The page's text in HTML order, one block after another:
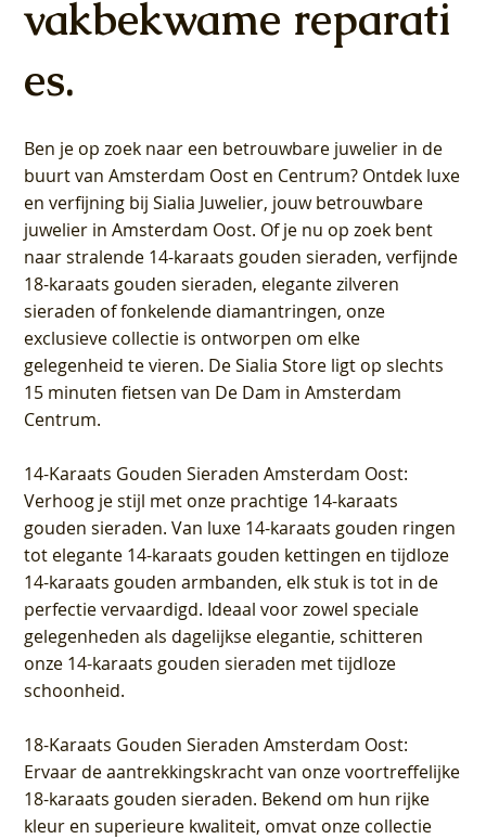
vakbekwame reparati
es.
Ben je op zoek naar een betrouwbare juwelier in de
buurt van Amsterdam Oost en Centrum? Ontdek luxe
en verfijning bij Sialia Juwelier, jouw betrouwbare
juwelier in Amsterdam Oost. Of je nu op zoek bent
naar stralende 14-karaats gouden sieraden, verfijnde
18-karaats gouden sieraden, elegante zilveren
sieraden of fonkelende diamantringen, onze
exclusieve collectie is ontworpen om elke
gelegenheid te vieren. De Sialia Store ligt op slechts
15 minuten fietsen van De Dam in Amsterdam
Centrum.
14-Karaats Gouden Sieraden Amsterdam Oost:
Verhoog je stijl met onze prachtige 14-karaats
gouden sieraden. Van luxe 14-karaats gouden ringen
tot elegante 14-karaats gouden kettingen en tijdloze
14-karaats gouden armbanden, elk stuk is tot in de
perfectie vervaardigd. Ideaal voor zowel speciale
gelegenheden als dagelijkse elegantie, schitteren
onze 14-karaats gouden sieraden met tijdloze
schoonheid.
18-Karaats Gouden Sieraden Amsterdam Oost:
Ervaar de aantrekkingskracht van onze voortreffelijke
18-karaats gouden sieraden. Bekend om hun rijke
kleur en superieure kwaliteit, omvat onze collectie